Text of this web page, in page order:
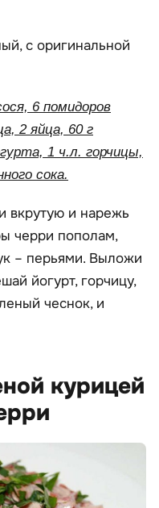
с оригинальной
6 помидоров
2 яйца, 60 г
1 ч.л. горчицы,
сока.
вкрутую и нарежь
черри пополам,
– перьями. Выложи
йогурт, горчицу,
чеснок, и
курицей